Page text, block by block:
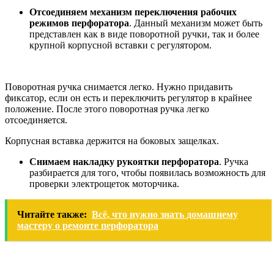
Отсоединяем механизм переключения рабочих
режимов перфоратора. Данный механизм может быть
представлен как в виде поворотной ручки, так и более
крупной корпусной вставки с регулятором.
Поворотная ручка снимается легко. Нужно придавить
фиксатор, если он есть и переключить регулятор в крайнее
положение. После этого поворотная ручка легко
отсоединяется.
Корпусная вставка держится на боковых защелках.
Снимаем накладку рукоятки перфоратора. Ручка
разбирается для того, чтобы появилась возможность для
проверки электрощеток моторчика.
Читайте также: Всё, что нужно знать домашнему
мастеру о ремонте перфоратора